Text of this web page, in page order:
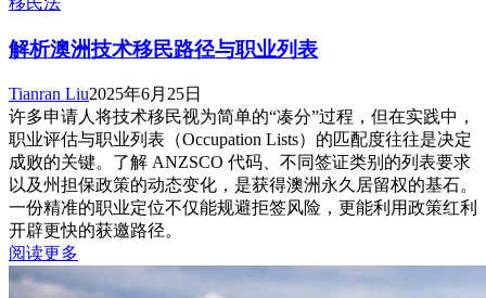
解析澳洲技术移民路径与职业列表
Tianran Liu2025年6月25日
许多申请人将技术移民视为简单的“凑分”过程，但在实践中，
职业评估与职业列表（Occupation Lists）的匹配度往往是决定
成败的关键。了解 ANZSCO 代码、不同签证类别的列表要求
以及州担保政策的动态变化，是获得澳洲永久居留权的基石。
一份精准的职业定位不仅能规避拒签风险，更能利用政策红利
开辟更快的获邀路径。
阅读更多